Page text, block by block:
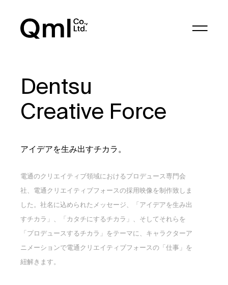
Dentsu
Creative Force
アイデアを生み出すチカラ。
電通のクリエイティブ領域におけるプロデュース専門会
社、電通クリエイティブフォースの採用映像を制作致しま
した。社名に込められたメッセージ、「アイデアを生み出
すチカラ」、「カタチにするチカラ」、そしてそれらを
「プロデュースするチカラ」をテーマに、キャラクターア
ニメーションで電通クリエイティブフォースの「仕事」を
紐解きます。